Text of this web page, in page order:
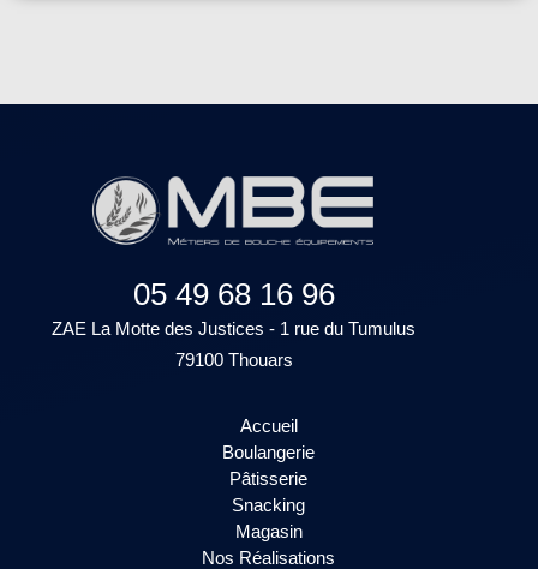
05 49 68 16 96
ZAE La Motte des Justices - 1 rue du Tumulus
79100 Thouars
Accueil
Boulangerie
Pâtisserie
Snacking
Magasin
Nos Réalisations